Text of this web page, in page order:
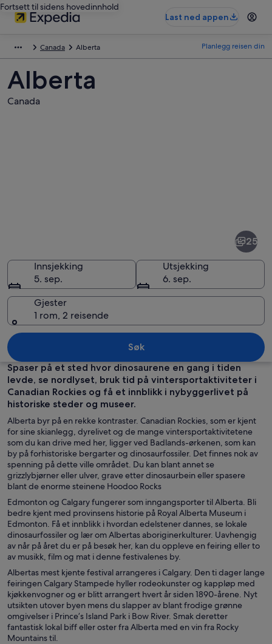
Fortsett til sidens hovedinnhold
Last ned appen
Canada Alberta Planlegg reisen din
Alberta
Canada
25
Innsjekking
5. sep.
Utsjekking
6. sep.
Gjester
1 rom, 2 reisende
Søk
Spaser på et sted hvor dinosaurene en gang i tiden
levde, se nordlyset, bruk tid på vintersportaktiviteter i
Canadian Rockies og få et innblikk i nybyggerlivet på
historiske steder og museer.
Alberta byr på en rekke kontraster. Canadian Rockies, som er kjent
for sine skianlegg, dyrelivet og de mange vintersportaktivitetene
som du kan drive med her, ligger ved Badlands-ørkenen, som kan
by på forhistoriske bergarter og dinosaurfossiler. Det finnes nok av
spenning på dette ville området. Du kan blant annet se
grizzlybjørner eller ulver, grave etter dinosaurbein eller spasere
blant de enorme steinene Hoodoo Rocks
Edmonton og Calgary fungerer som inngangsporter til Alberta. Bli
bedre kjent med provinsens historie på Royal Alberta Museum i
Edmonton. Få et innblikk i hvordan edelstener dannes, se lokale
dinosaurfossiler og lær om Albertas aboriginerkulturer. Uavhengig
av når på året du er på besøk her, kan du oppleve en feiring eller to
av musikk, film og mat i denne festivalenes by.
Albertas mest kjente festival arrangeres i Calgary. Den ti dager lange
feiringen Calgary Stampede hyller rodeokunster og kappløp med
kjøkkenvogner og er blitt arrangert hvert år siden 1890-årene. Nyt
utsikten utover byen mens du slapper av blant frodige grønne
omgivelser i Prince’s Island Park i Bow River. Smak deretter
fantastisk lokal biff eller oster fra Alberta med en vin fra Rocky
Mountains til.